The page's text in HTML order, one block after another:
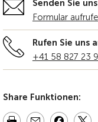
Senden Sie
Formular
Rufen Sie uns
+41 58 827 23
Share Funktionen: